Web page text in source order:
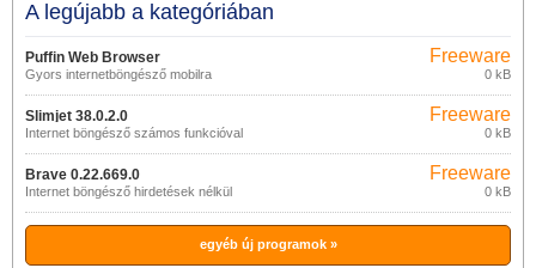
A legújabb a kategóriában
Puffin Web Browser
Gyors internetböngésző mobilra
Freeware
0 kB
Slimjet 38.0.2.0
Internet böngésző számos funkcióval
Freeware
0 kB
Brave 0.22.669.0
Internet böngésző hirdetések nélkül
Freeware
0 kB
egyéb új programok »